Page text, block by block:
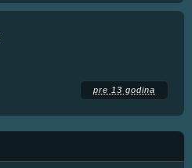
pre 13 godina